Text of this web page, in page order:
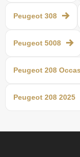
Peugeot 308
Peugeot 5008
Peugeot 208
Peugeot 208 2025